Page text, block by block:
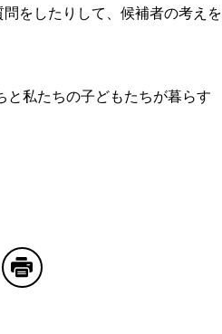
をしたりして、候補者の考えを
私たちの子どもたちが暮らす